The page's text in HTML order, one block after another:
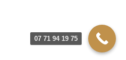
07 71 94 19 75